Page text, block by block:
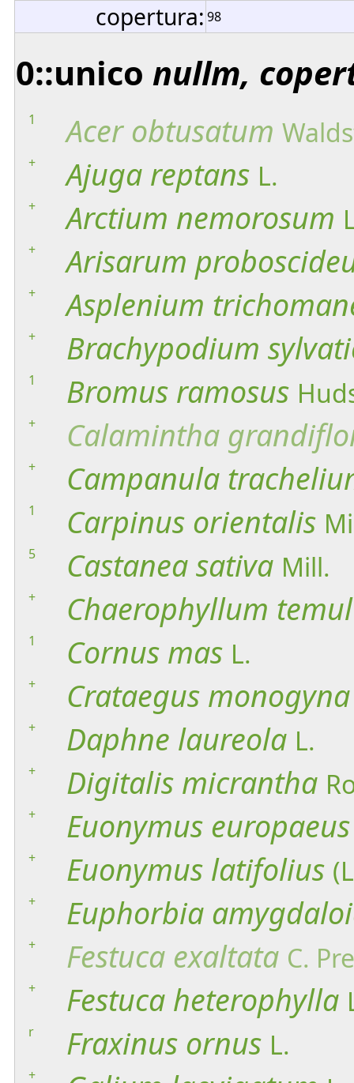
copertura: 98
0::unico nullm,
1 Acer obtusatum
+ Ajuga reptans L.
+ Arctium nemorosum
+ Arisarum
+ Asplenium
+ Brachypodium
1 Bromus ramosus
+ Calamintha
+ Campanula
1 Carpinus orientalis
5 Castaneasativa Mill.
+ Chaerophyllum
1 Cornus mas L.
+ Crataegus monogyna
+ Daphne laureola L.
+ Digitalis micrantha
+ Euonymus europaeus
+ Euonymus latifolius
+ Euphorbia
+ Festuca exaltata C.
+ Festuca heterophylla
r Fraxinus ornus L.
+